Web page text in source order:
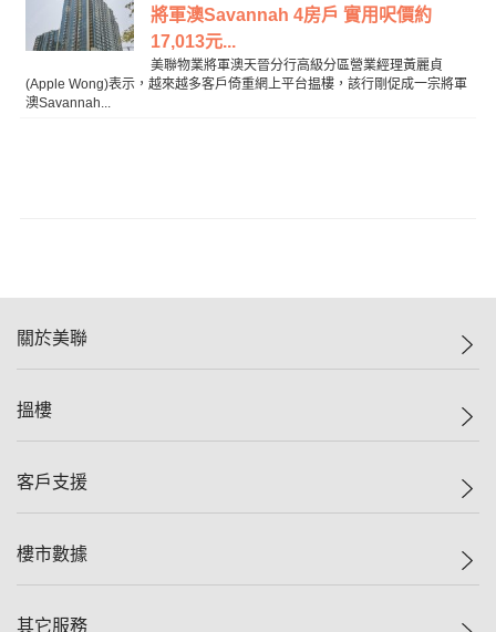
將軍澳Savannah 4房戶 實用呎價約
17,013元...
美聯物業將軍澳天晉分行高級分區營業經理黃麗貞
(Apple Wong)表示，越來越多客戶倚重網上平台揾樓，該行剛促成一宗將軍
澳Savannah...
關於美聯
美聯集團
人才招募
搵樓
一手新盤
減價
客戶支援
自助放盤
樓市數據
樓價指數
其它服務